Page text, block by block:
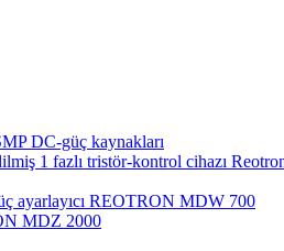
DC-güç kaynakları
1 fazlı tristör-kontrol cihazı
ayarlayıcı REOTRON MDW 700
MDZ 2000